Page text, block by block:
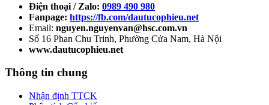
Điện thoại / Zalo: 0989 490 980
Fanpage: https://fb.com/dautucophieu.net
Email: nguyen.nguyenvan@hsc.com.vn
Số 16 Phan Chu Trinh, Phường Cửa Nam, Hà Nội
www.dautucophieu.net
Thông tin chung
Nhận định TTCK